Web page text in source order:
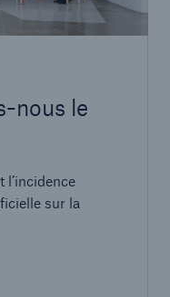
nous le
l’incidence
sur la